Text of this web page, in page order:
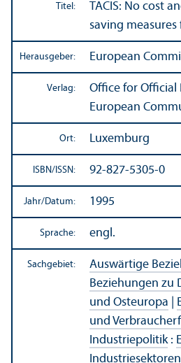
Titel:
TACIS: No cost
saving
Herausgeber: European
Verlag:
Office for
European
Ort: Luxemburg
ISBN/ ISSN: 92-827-5305-0
Jahr/Datum: 1995
Sprache: engl.
Sachgebiet: Auswärtige
Beziehungen zu
und Osteuropa
und
Industriepolitik:
Industriesektoren